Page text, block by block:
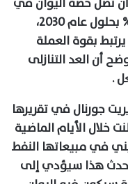
الاحتياطات العالمية من 5% إلى 10 % بحلول عام 2030،
بقوة العملة
أن العد التنازلى
.
جورنال في تقريرها
خلال الأيام الماضية
في مبيعاتها النفط
حدث هذا سيؤدي إلى